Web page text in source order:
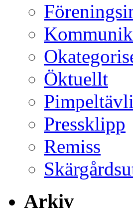
Öktuellt
Pressklipp
Remiss
Arkiv